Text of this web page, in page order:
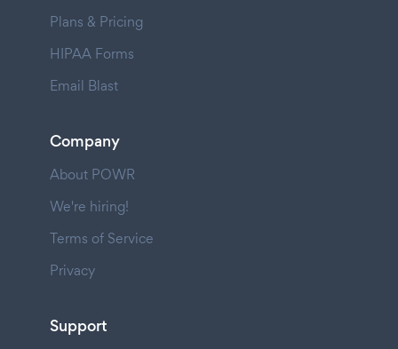
Plans & Pricing
HIPAA Forms
Email Blast
Company
About POWR
We're hiring!
Terms of Service
Privacy
Support